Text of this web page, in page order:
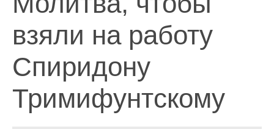
взяли на работу
Спиридону
Тримифунтскому